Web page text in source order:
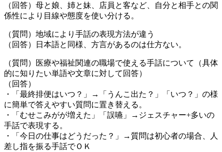
（回答）母と娘、姉と妹、店員と客など、自分と相手との関
係性により目線や態度を使い分ける。
（質問）地域により手話の表現方法が違う
（回答）日本語と同様、方言があるのは仕方ない。
（質問）医療や福祉関連の職場で使える手話について（具体
的に知りたい単語や文章に対して回答）
（回答）
・「最終排便はいつ？」→「うんこ出た？」「いつ？」の様
に簡単で答えやすい質問に置き替える。
・「むせこみがが増えた」「誤嚥」→ジェスチャー+多いの
手話で表現する。
・「今日の仕事はどうだった？」→質問は初心者の場合、人
差し指を振る手話でＯＫ